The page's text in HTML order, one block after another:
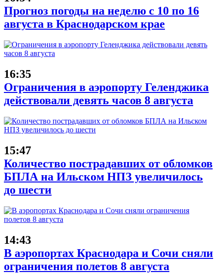
Прогноз погоды на неделю с 10 по 16
августа в Краснодарском крае
16:35
Ограничения в аэропорту Геленджика
действовали девять часов 8 августа
15:47
Количество пострадавших от обломков
БПЛА на Ильском НПЗ увеличилось
до шести
14:43
В аэропортах Краснодара и Сочи сняли
ограничения полетов 8 августа